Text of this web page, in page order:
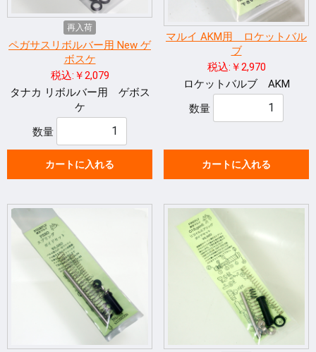
再入荷
ペガサスリボルバー用 New ゲ
ボスケ
税込:￥2,079
タナカ リボルバー用 ゲボス
ケ
数量
カートに入れる
マルイ AKM用 ロケットバル
ブ
税込:￥2,970
ロケットバルブ AKM
数量
カートに入れる